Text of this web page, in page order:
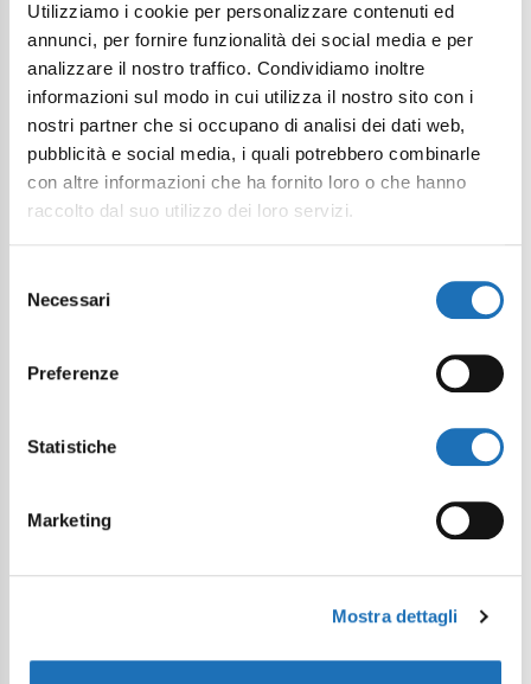
Utilizziamo i cookie per personalizzare contenuti ed
annunci, per fornire funzionalità dei social media e per
analizzare il nostro traffico. Condividiamo inoltre
informazioni sul modo in cui utilizza il nostro sito con i
nostri partner che si occupano di analisi dei dati web,
pubblicità e social media, i quali potrebbero combinarle
con altre informazioni che ha fornito loro o che hanno
raccolto dal suo utilizzo dei loro servizi.
delNecessari
Preferenze
Statistiche
Marketing
Mostra dettagli
Last Name
Email
Phone
City